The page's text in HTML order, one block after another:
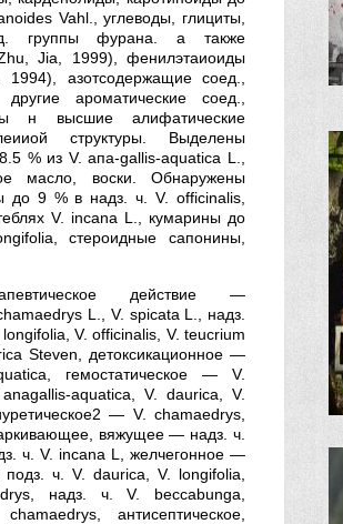
Vahl., углеводы, глициты,
группы фурана. а также
Jia, 1999), фенилэтаиоиды
азотсодержащие соед.,
ароматические соед.,
н высшие алифатические
структуры. Выделены
% из V. апа-gallis-aquatica L.,
масло, воски. Обнаружены
до 9 % в надз. ч. V. officinalis,
V. incana L., кумарины до
стероидные сапонины,
действие —
L., V. spicata L., надз.
V. officinalis, V. teucrium
Steven, детоксикационное —
гемостатическое — V.
aquatica, V. daurica, V.
— V. chamaedrys,
вяжущее — надз. ч.
ч. V. incana L, желчегонное —
ч. V. daurica, V. longifolia,
надз. ч. V. beccabunga,
антисептическое,